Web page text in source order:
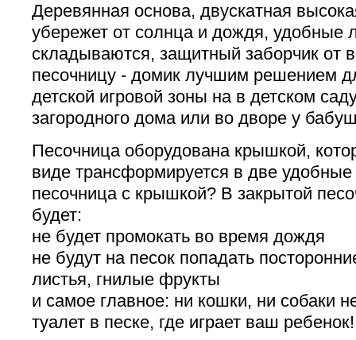
Деревянная основа, двускатная
убережет от солнца и дождя, удобные
складываются, защитный заборчик от
песочницу - домик лучшим решением
детской игровой зоны на в детском
загородного дома или во дворе у
Песочница оборудована крышкой,
виде трансформируется в две
песочница с крышкой? В закрытой
будет:
не будет промокать во время дождя
не будут на песок попадать
листья, гнилые фрукты
и самое главное: ни кошки, ни собаки
туалет в песке, где играет ваш ребенок!